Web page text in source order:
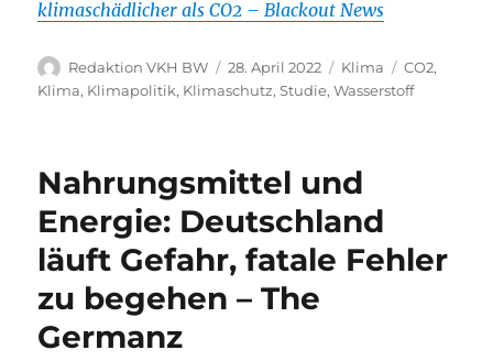
klimaschädlicher als CO2 – Blackout News
Autor
Redaktion VKH BW
Veröffentlicht
am
28. April 2022 Kategorien
Klima CO2,
Klima, Klimapolitik, Klimaschutz,Studie,Wasserstoff
Nahrungsmittel und
Energie: Deutschland
läuft Gefahr, fatale Fehler
zu begehen – The
Germanz